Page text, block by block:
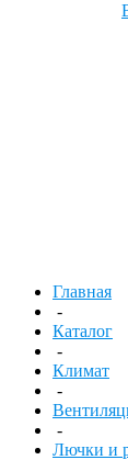
Главная
-
Каталог
-
Климат
-
-
Лючки и